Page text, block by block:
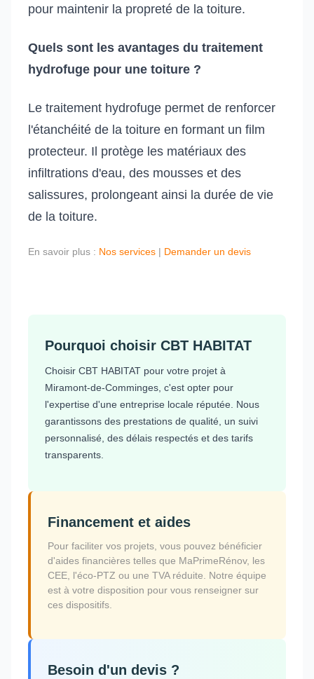
pour maintenir la propreté de la toiture.
Quels sont les avantages du traitement
hydrofuge pour une toiture ?
Le traitement hydrofuge permet de renforcer
l'étanchéité de la toiture en formant un film
protecteur. Il protège les matériaux des
infiltrations d'eau, des mousses et des
salissures, prolongeant ainsi la durée de vie
de la toiture.
En savoir plus : Nos services | Demander un devis
Pourquoi choisir CBT HABITAT
Choisir CBT HABITAT pour votre projet à
Miramont-de-Comminges, c'est opter pour
l'expertise d'une entreprise locale réputée. Nous
garantissons des prestations de qualité, un suivi
personnalisé, des délais respectés et des tarifs
transparents.
Financement et aides
Pour faciliter vos projets, vous pouvez bénéficier
d'aides financières telles que MaPrimeRénov, les
CEE, l'éco-PTZ ou une TVA réduite. Notre équipe
est à votre disposition pour vous renseigner sur
ces dispositifs.
Besoin d'un devis ?